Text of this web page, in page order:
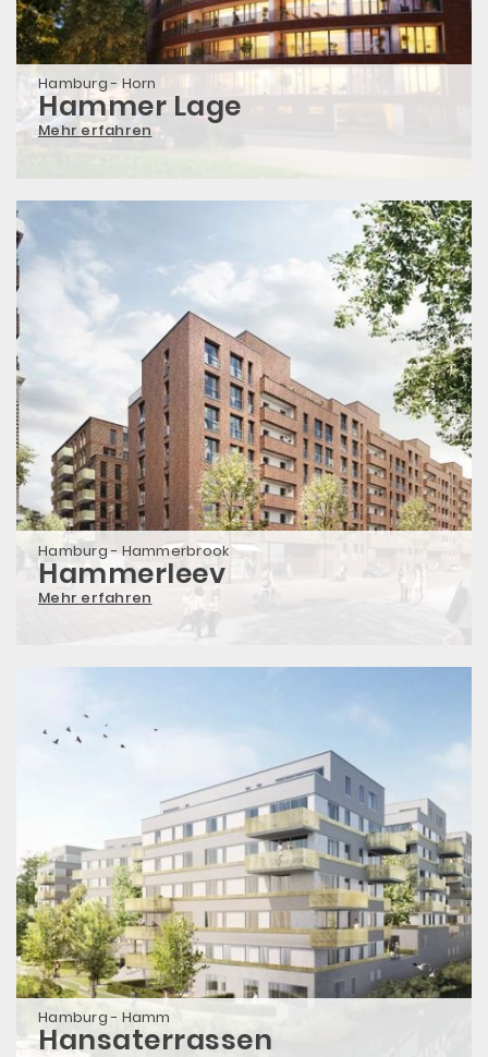
Hamburg - Horn
Hammer Lage
Mehr erfahren
Hamburg - Hammerbrook
Hammerleev
Mehr erfahren
Hamburg - Hamm
Hansaterrassen